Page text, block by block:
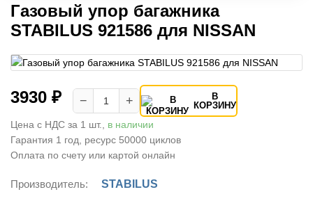
Газовый упор багажника
STABILUS 921586 для NISSAN
3930 ₽ − +
В
КОРЗИНУ
Цена с НДС за 1 шт., в наличии
Гарантия 1 год, ресурс 50000 циклов
Оплата по счету или картой онлайн
Производитель: STABILUS